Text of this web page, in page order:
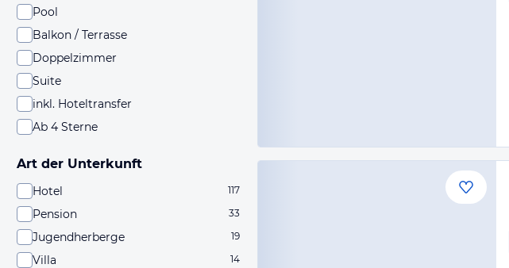
Pool
Balkon / Terrasse
Doppelzimmer
Suite
inkl. Hoteltransfer
Ab 4 Sterne
Art der Unterkunft
Hotel 117
Pension 33
Jugendherberge 19
Villa 14